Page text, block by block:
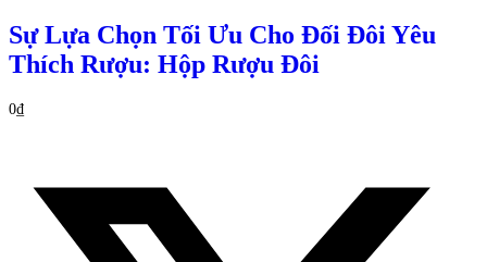
Sự Lựa Chọn Tối Ưu Cho Đối Đôi Yêu
Thích Rượu: Hộp Rượu Đôi
0₫